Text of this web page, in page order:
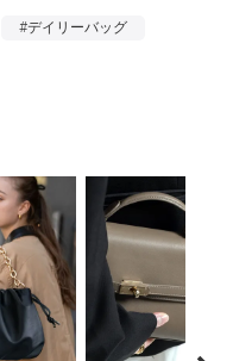
金具でイメージも変わり
すいよう、質感を保ちつ
はすっきりとした空間に
ポケットを装備。
ロゴが小さなワンポイン
描いたポケットになって
#デイリーバッグ